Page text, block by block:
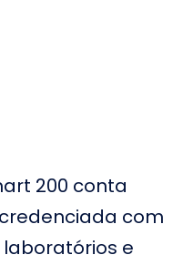
200 conta
com
laboratórios e